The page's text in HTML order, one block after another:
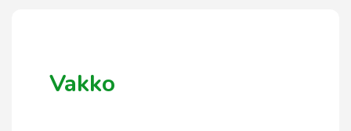
Vakko